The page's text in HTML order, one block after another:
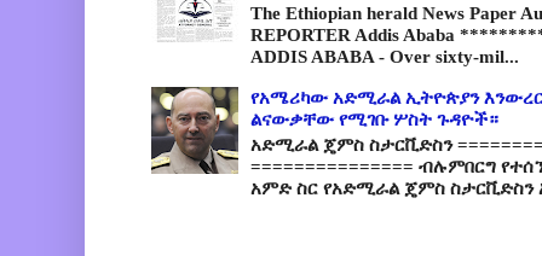
The Ethiopian herald News Paper
REPORTER Addis Ababa
ADDIS ABABA - Over sixty-mil...
የአሜሪካው አድሚራል ኢትዮጵያን
ልናውቃቸው የሚገቡ ሦስት ጉዳዮች።
አድሚራል ጄምስ ስታርቪድስን
=============== ብሉምበርግ
አምድ ስር የአድሚራል ጄምስ ስታርቪድስን